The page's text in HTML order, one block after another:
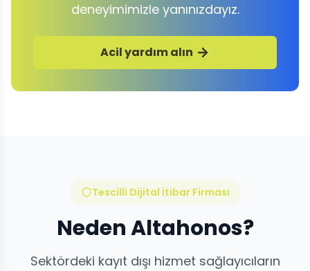
deneyimimizle yanınızdayız.
Acil yardım alın
Tescilli Dijital İtibar Firması
Neden Altahonos?
Sektördeki kayıt dışı hizmet sağlayıcıların